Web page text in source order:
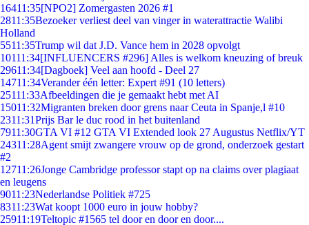
16411:35[NPO2] Zomergasten 2026 #1
2811:35Bezoeker verliest deel van vinger in waterattractie Walibi
Holland
5511:35Trump wil dat J.D. Vance hem in 2028 opvolgt
10111:34[INFLUENCERS #296] Alles is welkom kneuzing of breuk
29611:34[Dagboek] Veel aan hoofd - Deel 27
14711:34Verander één letter: Expert #91 (10 letters)
25111:33Afbeeldingen die je gemaakt hebt met AI
15011:32Migranten breken door grens naar Ceuta in Spanje,l #10
2311:31Prijs Bar le duc rood in het buitenland
7911:30GTA VI #12 GTA VI Extended look 27 Augustus Netflix/YT
24311:28Agent smijt zwangere vrouw op de grond, onderzoek gestart
#2
12711:26Jonge Cambridge professor stapt op na claims over plagiaat
en leugens
9011:23Nederlandse Politiek #725
8311:23Wat koopt 1000 euro in jouw hobby?
25911:19Teltopic #1565 tel door en door en door....